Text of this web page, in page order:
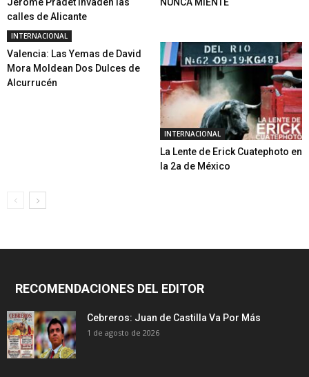
calles de Alicante
INTERNACIONAL
Valencia: Las Yemas de David
Mora Moldean Dos Dulces de
Alcurrucén
INTERNACIONAL
La Lente de Erick Cuatephoto en
la 2a de México
RECOMENDACIONES DEL EDITOR
Cebreros: Juan de Castilla Va Por Más
1 de agosto de 2026